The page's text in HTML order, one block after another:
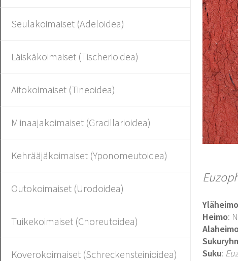
Seulakoimaiset (Adeloidea)
Läiskäkoimaiset (Tischerioidea)
Aitokoimaiset (Tineoidea)
Miinaajakoimaiset (Gracillarioidea)
Kehrääjäkoimaiset (Yponomeutoidea)
Outokoimaiset (Urodoidea)
Tuikekoimaiset (Choreutoidea)
Koverokoimaiset (Schreckensteinioidea)
Yläheimo
Heimo:
Suku: